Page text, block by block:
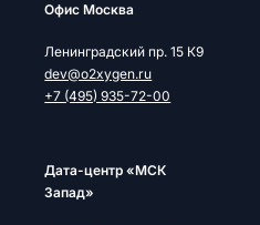
Офис Москва
Ленинградский пр. 15 К9
dev@o2xygen.ru
+7 (495) 935-72-00
Дата-центр «МСК
Запад»